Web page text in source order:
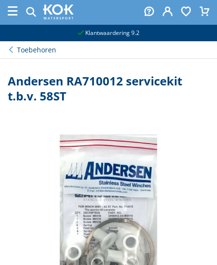
Klantwaardering 9.2
Toebehoren
Andersen RA710012 servicekit
t.b.v. 58ST